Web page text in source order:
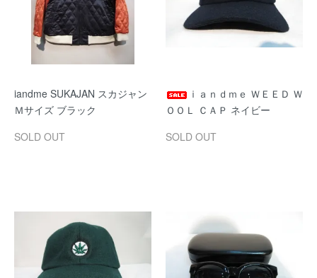
iandme SUKAJAN スカジャン
Ｍサイズ ブラック
SOLD OUT
ｉａｎｄｍｅ ＷＥＥＤ Ｗ
ＯＯＬ ＣＡＰ ネイビー
SOLD OUT